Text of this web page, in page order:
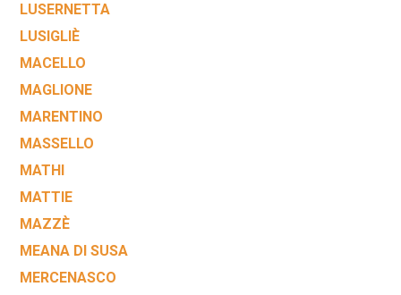
LUSERNETTA
LUSIGLIÈ
MACELLO
MAGLIONE
MARENTINO
MASSELLO
MATHI
MATTIE
MAZZÈ
MEANA DI SUSA
MERCENASCO